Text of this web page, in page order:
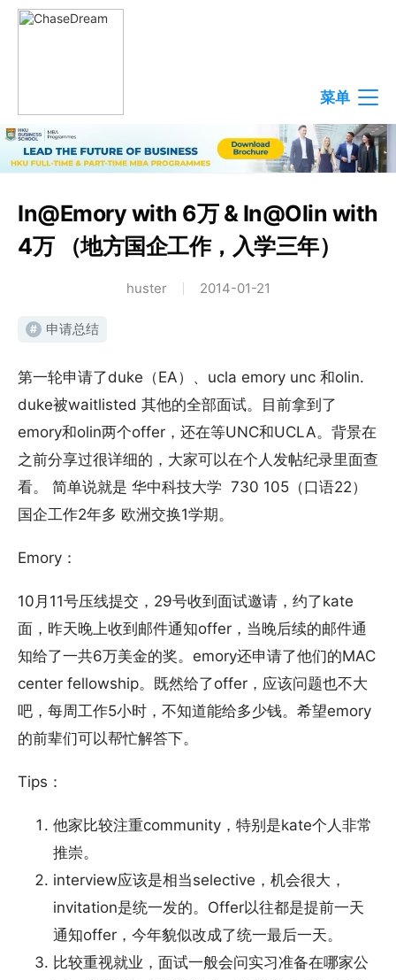
菜单
In@Emory with 6万 & In@Olin with
4万 （地方国企工作，入学三年）
huster 2014-01-21
# 申请总结
第一轮申请了duke（EA）、ucla emory unc 和olin.
duke被waitlisted 其他的全部面试。目前拿到了
emory和olin两个offer，还在等UNC和UCLA。背景在
之前分享过很详细的，大家可以在个人发帖纪录里面查
看。 简单说就是 华中科技大学 730 105（口语22）
国企工作2年多 欧洲交换1学期。
Emory：
10月11号压线提交，29号收到面试邀请，约了kate
面，昨天晚上收到邮件通知offer，当晚后续的邮件通
知给了一共6万美金的奖。emory还申请了他们的MAC
center fellowship。既然给了offer，应该问题也不大
吧，每周工作5小时，不知道能给多少钱。希望emory
的前辈们可以帮忙解答下。
Tips：
他家比较注重community，特别是kate个人非常
推崇。
interview应该是相当selective，机会很大，
invitation是统一发的。Offer以往都是提前一天
通知offer，今年貌似改成了统一最后一天。
比较重视就业，面试一般会问实习准备在哪家公